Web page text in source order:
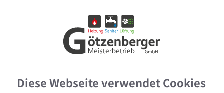
Diese Webseite verwendet Cookies